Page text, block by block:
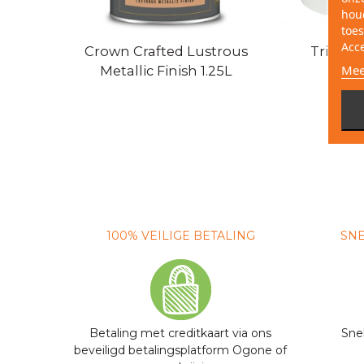
Crown Crafted Lustrous
Metallic Finish 1.25L
100% VEILIGE BETALING
Betaling met creditkaart via ons
beveiligd betalingsplatform Ogone of